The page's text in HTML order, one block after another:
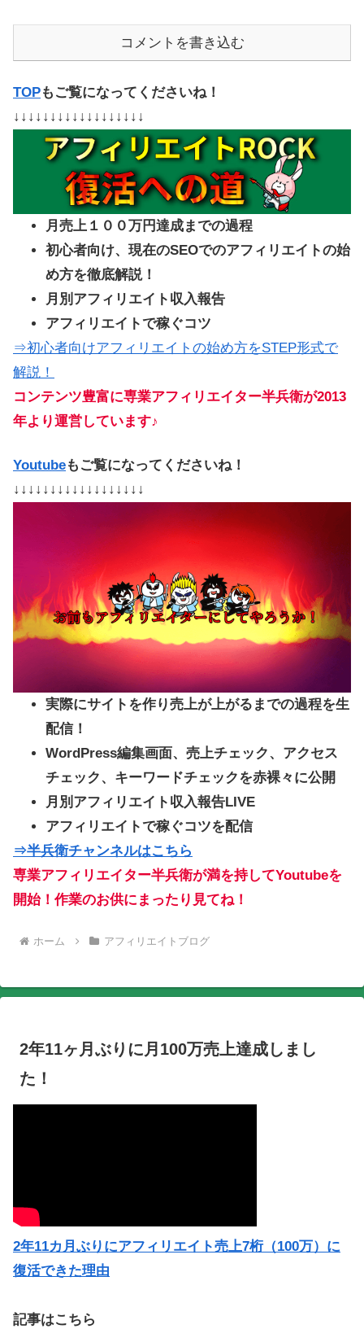
コメントを書き込む
TOPもご覧になってくださいね！
↓↓↓↓↓↓↓↓↓↓↓↓↓↓↓↓↓↓
月売上１００万円達成までの過程
初心者向け、現在のSEOでのアフィリエイトの始
め方を徹底解説！
月別アフィリエイト収入報告
アフィリエイトで稼ぐコツ
⇒初心者向けアフィリエイトの始め方をSTEP形式で
解説！
コンテンツ豊富に専業アフィリエイター半兵衛が2013
年より運営しています♪
Youtubeもご覧になってくださいね！
↓↓↓↓↓↓↓↓↓↓↓↓↓↓↓↓↓↓
実際にサイトを作り売上が上がるまでの過程を生
配信！
WordPress編集画面、売上チェック、アクセス
チェック、キーワードチェックを赤裸々に公開
月別アフィリエイト収入報告LIVE
アフィリエイトで稼ぐコツを配信
⇒半兵衛チャンネルはこちら
専業アフィリエイター半兵衛が満を持してYoutubeを
開始！作業のお供にまったり見てね！
ホーム アフィリエイトブログ
2年11ヶ月ぶりに月100万売上達成しまし
た！
2年11カ月ぶりにアフィリエイト売上7桁（100万）に
復活できた理由
記事はこちら